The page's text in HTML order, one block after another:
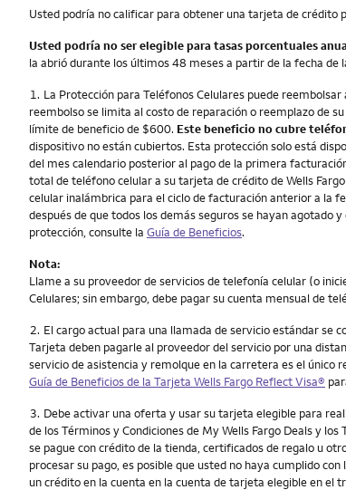
Usted podría no calificar para obtener una tarjeta de crédito
Usted podría no ser elegible para tasas porcentuales
la abrió durante los últimos 48 meses a partir de la fecha de
Nota
1. La Protección para Teléfonos Celulares puede
reembolso se limita al costo de reparación o reemplazo de
límite de beneficio de $600. Este beneficio no cubre
dispositivo no están cubiertos. Esta protección solo está
del mes calendario posterior al pago de la primera
total de teléfono celular a su tarjeta de crédito de Wells
celular inalámbrica para el ciclo de facturación anterior a la
después de que todos los demás seguros se hayan agotado
protección, consulte la Guía de Beneficios.
Nota:
Llame a su proveedor de servicios de telefonía celular (o
Celulares; sin embargo, debe pagar su cuenta mensual de
Nota
2. El cargo actual para una llamada de servicio estándar se
Tarjeta deben pagarle al proveedor del servicio por una
servicio de asistencia y remolque en la carretera es el único
Guía de Beneficios de la Tarjeta Wells Fargo Reflect Visa®
Nota
3. Debe activar una oferta y usar su tarjeta elegible para
de los Términos y Condiciones de My Wells Fargo Deals y
se pague con crédito de la tienda, certificados de regalo u
procesar su pago, es posible que usted no haya cumplido
un crédito en la cuenta en la cuenta de tarjeta elegible en el